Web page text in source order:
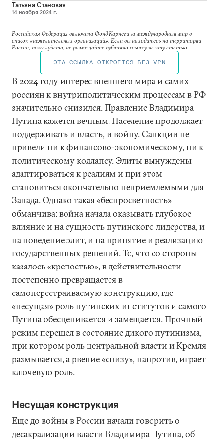
Татьяна Становая
14 ноября 2024 г.
Российская Федерация включила Фонд Карнеги за международный мир в
список «нежелательных организаций». Если вы находитесь на территории
России, пожалуйста, не размещайте публично ссылку на эту статью.
ЭТА ССЫЛКА ОТКРОЕТСЯ БЕЗ VPN
В 2024 году интерес внешнего мира и самих
россиян к внутриполитическим процессам в РФ
значительно снизился. Правление Владимира
Путина кажется вечным. Население продолжает
поддерживать и власть, и войну. Санкции не
привели ни к финансово-экономическому, ни к
политическому коллапсу. Элиты вынуждены
адаптироваться к реалиям и при этом
становиться окончательно неприемлемыми для
Запада. Однако такая «беспросветность»
обманчива: война начала оказывать глубокое
влияние и на сущность путинского лидерства, и
на поведение элит, и на принятие и реализацию
государственных решений. То, что со стороны
казалось «крепостью», в действительности
постепенно превращается в
самоперестраиваемую конструкцию, где
«несущая» роль путинских институтов и самого
Путина обесценивается и замещается. Прочный
режим перешел в состояние дикого путинизма,
при котором роль центральной власти и Кремля
размывается, а рвение «снизу», напротив, играет
ключевую роль.
Несущая конструкция
Еще до войны в России начали говорить о
десакрализации власти Владимира Путина, об